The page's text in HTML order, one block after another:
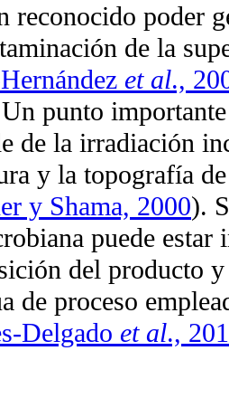
reconocido poder
de la
et al.,
punto
de la irradiación
y la topografía
y Shama, 2000).
puede
del producto
de proceso
Delgado et al.,